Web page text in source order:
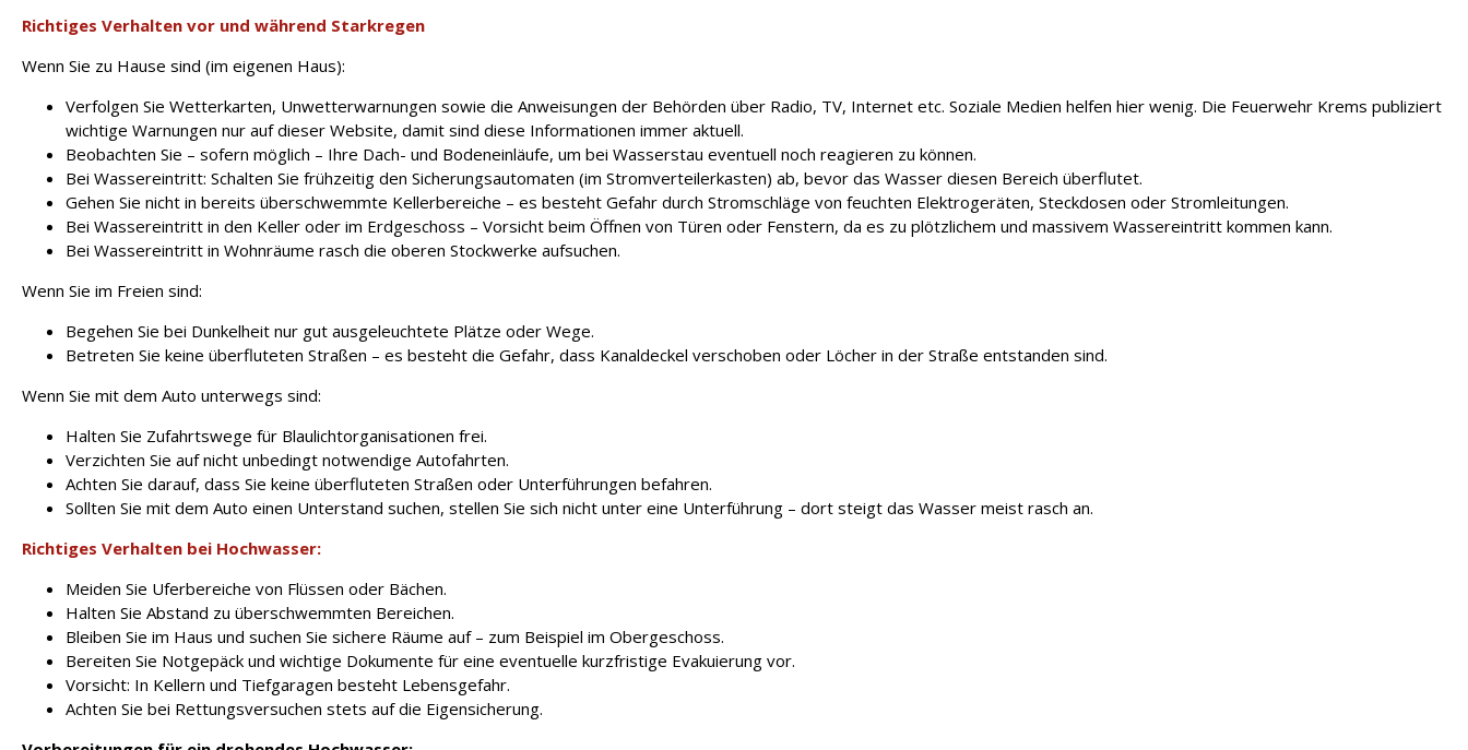
Richtiges Verhalten vor und während Starkregen
Wenn Sie zu Hause sind (im eigenen Haus):
Verfolgen Sie Wetterkarten, Unwetterwarnungen sowie die Anweisungen der Behörden über Radio, TV, Internet etc. Soziale Medien helfen hier wenig. Die Feuerwehr Krems publiziert
wichtige Warnungen nur auf dieser Website, damit sind diese Informationen immer aktuell.
Beobachten Sie – sofern möglich – Ihre Dach- und Bodeneinläufe, um bei Wasserstau eventuell noch reagieren zu können.
Bei Wassereintritt: Schalten Sie frühzeitig den Sicherungsautomaten (im Stromverteilerkasten) ab, bevor das Wasser diesen Bereich überflutet.
Gehen Sie nicht in bereits überschwemmte Kellerbereiche – es besteht Gefahr durch Stromschläge von feuchten Elektrogeräten, Steckdosen oder Stromleitungen.
Bei Wassereintritt in den Keller oder im Erdgeschoss – Vorsicht beim Öffnen von Türen oder Fenstern, da es zu plötzlichem und massivem Wassereintritt kommen kann.
Bei Wassereintritt in Wohnräume rasch die oberen Stockwerke aufsuchen.
Wenn Sie im Freien sind:
Begehen Sie bei Dunkelheit nur gut ausgeleuchtete Plätze oder Wege.
Betreten Sie keine überfluteten Straßen – es besteht die Gefahr, dass Kanaldeckel verschoben oder Löcher in der Straße entstanden sind.
Wenn Sie mit dem Auto unterwegs sind:
Halten Sie Zufahrtswege für Blaulichtorganisationen frei.
Verzichten Sie auf nicht unbedingt notwendige Autofahrten.
Achten Sie darauf, dass Sie keine überfluteten Straßen oder Unterführungen befahren.
Sollten Sie mit dem Auto einen Unterstand suchen, stellen Sie sich nicht unter eine Unterführung – dort steigt das Wasser meist rasch an.
Richtiges Verhalten bei Hochwasser:
Meiden Sie Uferbereiche von Flüssen oder Bächen.
Halten Sie Abstand zu überschwemmten Bereichen.
Bleiben Sie im Haus und suchen Sie sichere Räume auf – zum Beispiel im Obergeschoss.
Bereiten Sie Notgepäck und wichtige Dokumente für eine eventuelle kurzfristige Evakuierung vor.
Vorsicht: In Kellern und Tiefgaragen besteht Lebensgefahr.
Achten Sie bei Rettungsversuchen stets auf die Eigensicherung.